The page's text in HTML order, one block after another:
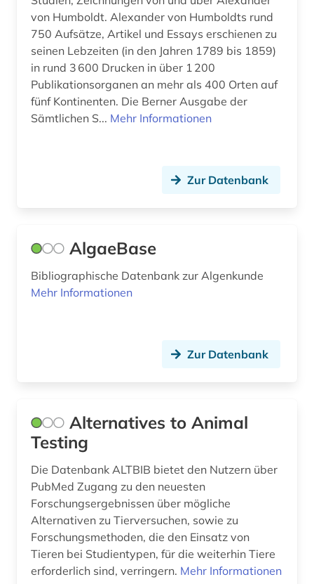
chemischer apparatebau (1)
china (2)
chromosomenzahl (1)
covid-19 (3)
darwin (1)
datenaustausch (1)
desinfektionsmittel (1)
deutsch (1)
deutschland (10)
diagnostik (1)
von Humboldt. Alexander von Humboldts rund
750 Aufsätze, Artikel und Essays erschienen zu
seinen Lebzeiten (in den Jahren 1789 bis 1859)
in rund 3 600 Drucken in über 1 200
Publikationsorganen an mehr als 400 Orten auf
fünf Kontinenten. Die Berner Ausgabe der
Sämtlichen S... Mehr Informationen
Zur Datenbank
AlgaeBase
Bibliographische Datenbank zur Algenkunde
Mehr Informationen
Zur Datenbank
Alternatives to Animal
Testing
Die Datenbank ALTBIB bietet den Nutzern über
PubMed Zugang zu den neuesten
Forschungsergebnissen über mögliche
Alternativen zu Tierversuchen, sowie zu
Forschungsmethoden, die den Einsatz von
Tieren bei Studientypen, für die weiterhin Tiere
erforderlich sind, verringern. Mehr Informationen